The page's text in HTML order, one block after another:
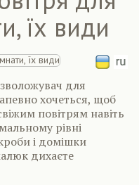
їх види
для
хочеться, щоб
повітрям навіть
рівні
і домішки
дихаєте